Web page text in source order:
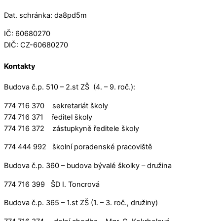
Dat. schránka: da8pd5m
IČ: 60680270
DIČ: CZ-60680270
Kontakty
Budova č.p. 510 – 2.st ZŠ (4. – 9. roč.):
774 716 370 sekretariát školy
774 716 371 ředitel školy
774 716 372 zástupkyně ředitele školy
774 444 992 školní poradenské pracoviště
Budova č.p. 360 – budova bývalé školky – družina
774 716 399 ŠD I. Toncrová
Budova č.p. 365 – 1.st ZŠ (1. – 3. roč., družiny)